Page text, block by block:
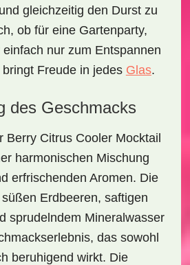
gleichzeitig den Durst zu
ob für eine Gartenparty,
nur zum Entspannen
Freude in jedes Glas.
des Geschmacks
Berry Citrus Cooler Mocktail
harmonischen Mischung
erfrischenden Aromen. Die
Erdbeeren, saftigen
sprudelndem Mineralwasser
das sowohl
beruhigend wirkt. Die